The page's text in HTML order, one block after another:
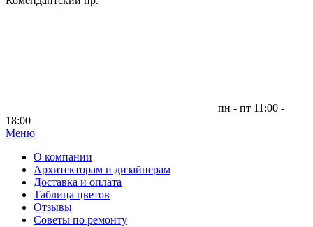
пн - пт 11:00 -
18:00
Меню|
О компании
Архитекторам и дизайнерам
Доставка и оплата
Таблица цветов
Отзывы
Советы по ремонту